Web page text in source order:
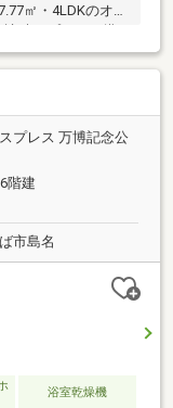
㎡・4LDKのオー
時オプション搭
ラット 他）●キ
トイン式食洗機を
るTES温水式床
には浴室乾燥機有
部屋●24時間ゴミ
る宅配ボックス
イートスタジ
（飼育細則有
プレス 万博記念公
階建
市島名
浴室乾燥機